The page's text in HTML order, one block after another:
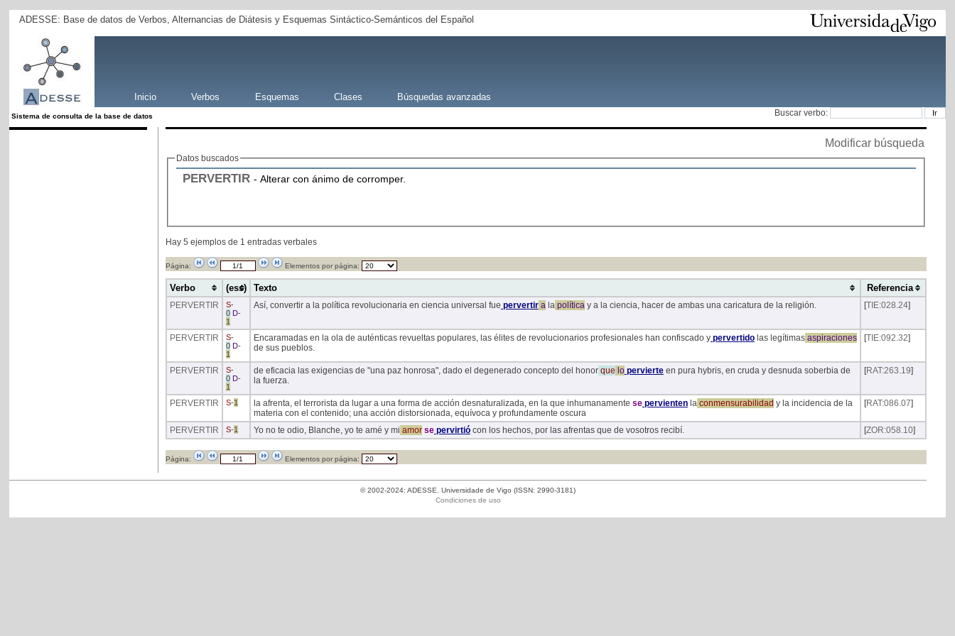
ADESSE: Base de datos de Verbos, Alternancias de Diátesis y Esquemas Sintáctico-Semánticos del Español
Inicio Verbos Esquemas Clases Búsquedas avanzadas
Sistema de consulta de la base de datos Buscar verbo:
Modificar búsqueda
Datos buscados
PERVERTIR - Alterar con ánimo de corromper.
Hay 5 ejemplos de 1 entradas verbales
Página: Elementos por página:
Verbo (ess) Texto Referencia
PERVERTIR S-
0 D-
1
Así, convertir a la política revolucionaria en ciencia universal fue pervertiralapolíticay a la ciencia, hacer de ambas una caricatura de la religión. [TIE:028.24]
PERVERTIR S-
0 D-
1
Encaramadas en la ola de auténticas revueltas populares, las élites de revolucionarios profesionales han confiscado ypervertidolas legítimasaspiraciones
de sus pueblos.
[TIE:092.32]
PERVERTIR S-
0 D-
1
de eficacia las exigencias de "una paz honrosa", dado el degenerado concepto del honorque lopervierteen pura hybris, en cruda y desnuda soberbia de
la fuerza.
[RAT:263.19]
PERVERTIR S-1 la afrenta, el terrorista da lugar a una forma de acción desnaturalizada, en la que inhumanamente sepervientenlaconmensurabilidad y la incidencia de la
materia con el contenido; una acción distorsionada, equívoca y profundamente oscura
[RAT:086.07]
PERVERTIR S-1 Yo no te odio, Blanche, yo te amé y mi amorsepervirtiócon los hechos, por las afrentas que de vosotros recibí. [ZOR:058.10]
Página: Elementos por página:
© 2002-2024: ADESSE. Universidade de Vigo (ISSN: 2990-3181)
Condiciones de uso